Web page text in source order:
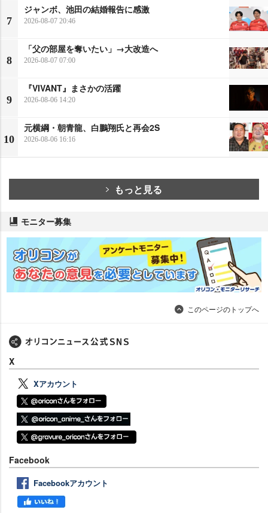
7
ジャンボ、池田の結婚報告に感激
2026-08-07 20:46
8
「父の部屋を奪いたい」→大改造へ
2026-08-07 07:00
9
『VIVANT』まさかの活躍
2026-08-06 14:20
10
元横綱・朝青龍、白鵬翔氏と再会2S
2026-08-06 16:16
もっと見る
モニター募集
このページのトップへ
X
Xアカウント
Facebook
Facebookアカウント